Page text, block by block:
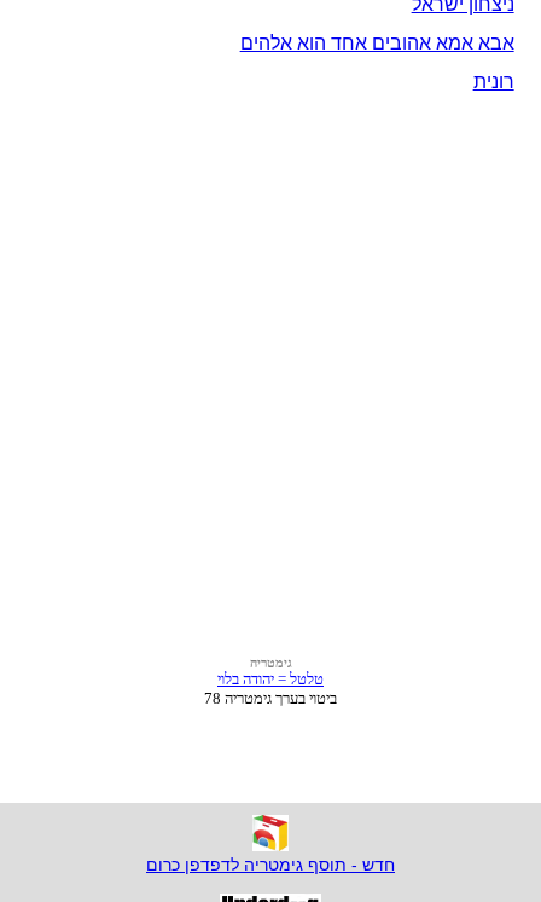
ניצחון ישראל
אבא אמא אהובים אחד הוא אלהים
רונית
חדש - תוסף גימטריה לדפדפן כרום